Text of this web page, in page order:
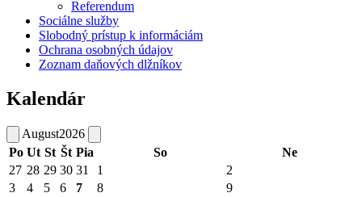
Referendum
Sociálne služby
Slobodný prístup k informáciám
Ochrana osobných údajov
Zoznam daňových dlžníkov
Kalendár
August2026
Po Ut St Št Pia So
Ne
27 28 29 30 31 1
2
3
4 5 6 7 8 9